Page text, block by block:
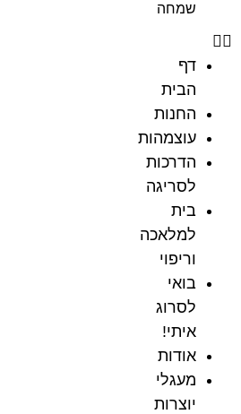
שמחה
דף
הבית
החנות
עוצמהות
הדרכות
לסריגה
בית
למלאכה
וריפוי
בואי
לסרוג
איתי!
אודות
מעגלי
יוצרות